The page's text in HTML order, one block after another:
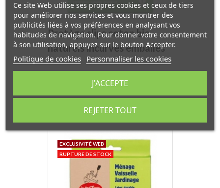
Protège slips coton bio
naturels incurvés emballés
18 unités Natracare
Prix
EXCLUSIVITÉ WEB
RUPTURE DE STOCK
Ce site Web utilise ses propres cookies et ceux de tiers
pour améliorer nos services et vous montrer des
publicités liées à vos préférences en analysant vos
habitudes de navigation. Pour donner votre consentement
à son utilisation, appuyez sur le bouton Accepter.
Politique de cookies Personnaliser les cookies
REJETER TOUT
J'ACCEPTE